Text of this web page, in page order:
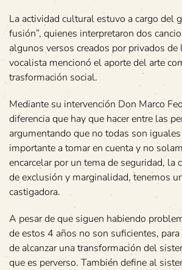
La actividad cultural estuvo a cargo del
fusión”, quienes interpretaron dos
algunos versos creados por privados de
vocalista mencionó el aporte del arte
trasformación social.
Mediante su intervención Don Marco
diferencia que hay que hacer entre las
argumentando que no todas son
importante a tomar en cuenta y no
encarcelar por un tema de seguridad, la
de exclusión y marginalidad, tenemos
castigadora.
A pesar de que siguen habiendo
de estos 4 años no son suficientes,
de alcanzar una transformación del
que es perverso. También define al